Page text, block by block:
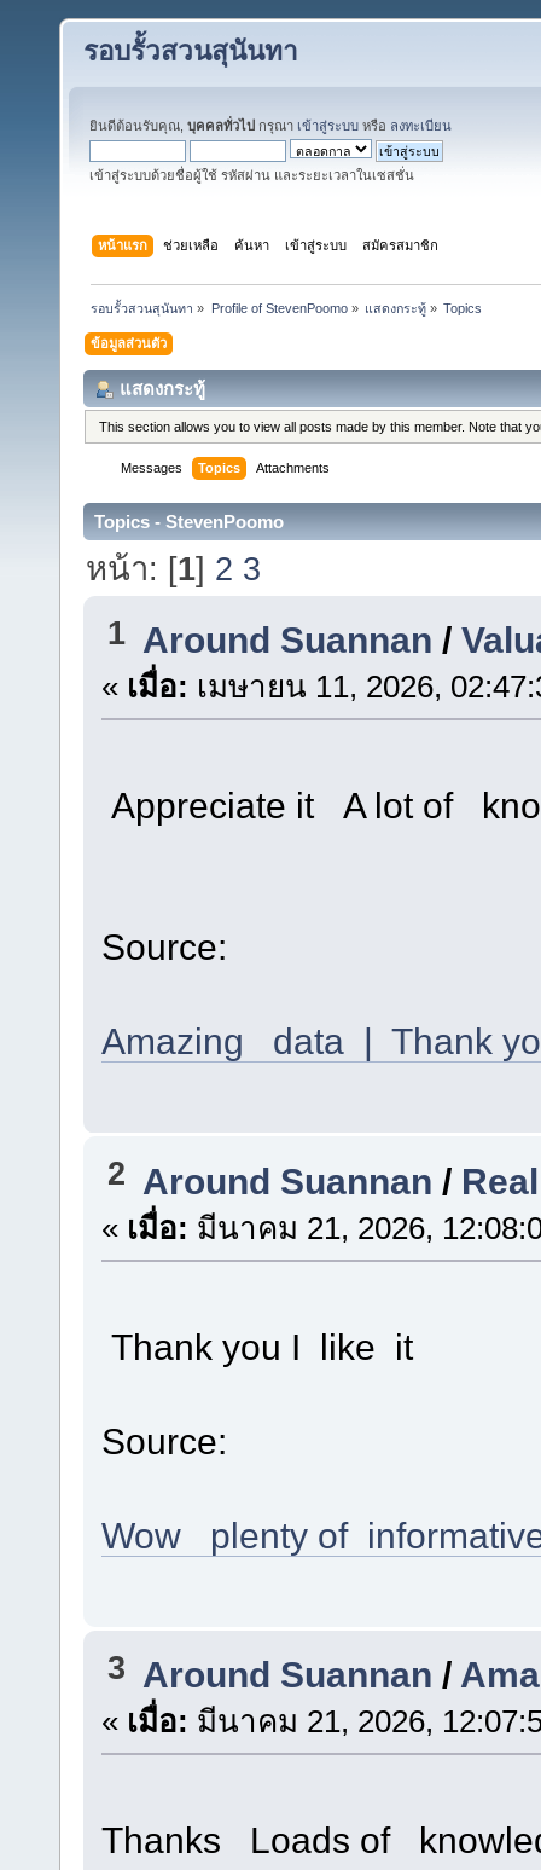
รอบรั้วสวนสุนันทา
ยินดีต้อนรับคุณ, บุคคลทั่วไป กรุณา เข้าสู่ระบบ หรือ ลงทะเบียน
เข้าสู่ระบบด้วยชื่อผู้ใช้ รหัสผ่าน และระยะเวลาในเซสชั่น
หน้าแรก ช่วยเหลือ ค้นหา เข้าสู่ระบบ สมัครสมาชิก
รอบรั้วสวนสุนันทา » Profile of StevenPoomo» แสดงกระทู้» Topics
ข้อมูลส่วนตัว
แสดงกระทู้
This section allows you to view all posts made by this member. Note that
Messages Topics Attachments
Topics - StevenPoomo
หน้า: [1] 2 3
1 Around Suannan /
« เมื่อ: เมษายน 11, 2026,
Appreciate it A lot of
Source:
Amazing data | Thank
2 Around Suannan /
« เมื่อ: มีนาคม 21, 2026,
Thank you I like it
Source:
Wow plenty of
3 Around Suannan /
« เมื่อ: มีนาคม 21, 2026,
Thanks Loads of